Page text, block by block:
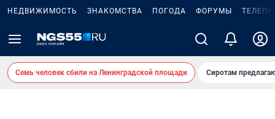
НЕДВИЖИМОСТЬ ЗНАКОМСТВА ПОГОДА ФОРУМЫ
Семь человек сбили на Ленинградской площади Сиротам